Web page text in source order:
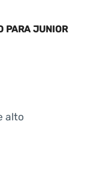
PARA JUNIOR
alto